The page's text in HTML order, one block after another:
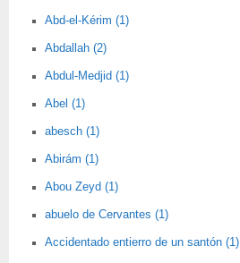
Abd-el-Kérim (1)
Abdallah (2)
Abdul-Medjid (1)
Abel (1)
abesch (1)
Abirám (1)
Abou Zeyd (1)
abuelo de Cervantes (1)
Accidentado entierro de un santón (1)